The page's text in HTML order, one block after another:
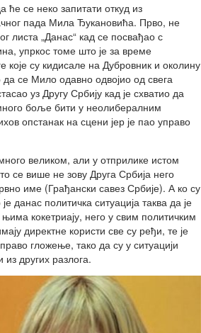
ће се неко запитати откуд из
пада Мила Ђукановића. Прво, не
листа „Данас“ кад се посвађао с
упркос томе што је за време
које су кидисале на Дубровник и околину
се Мило одавно одвојио од свега
уз Другу Србију кад је схватио да
боље бити у неолибералним
опстанак на сцени јер је пао управо
великом, али у отприлике истом
се више не зову Друга Србија него
име (Грађански савез Србије). А ко су
данас политичка ситуација таква да је
кокетриају, него у свим политичким
директне користи све су ређи, те је
гложење, тако да су у ситуацији
других разлога.